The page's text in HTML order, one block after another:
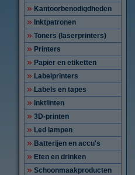
Kantoorbenodigdheden
Inktpatronen
Toners (laserprinters)
Printers
Papier en etiketten
Labelprinters
Labels en tapes
Inktlinten
3D-printen
Led lampen
Batterijen en accu's
Eten en drinken
Schoonmaakproducten